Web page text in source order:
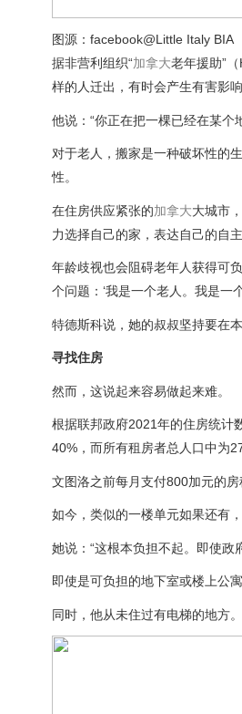
图源：facebook@Little Italy BIA
据非营利组织“加拿大老年援助”
样的人迁出，有时会产生有害影响
他说：“你正在把一棵已经在某
对于老人，搬家是一种破坏性的
性。
在住房供应紧张的加拿大大城市
力选择自己的家，表达自己的自
年龄歧视也会阻碍老年人获得可
个问题：‘我是一个老人。我是一
特德斯科说，她的叔叔坚持要在
寻找住房
然而，这说起来容易做起来难。
根据联邦政府2021年的住房统计
40%，而所有租房者总人口中为
文图洛之前每月支付800加元的
如今，类似的一楼单元如果还有
她说：“这根本负担不起。即使
即使是可负担的地下室或楼上公
同时，他从未住过有电梯的地方